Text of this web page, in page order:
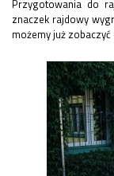
Przygotowania do
znaczek rajdowy
możemy już